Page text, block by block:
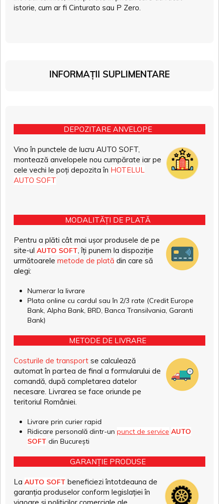
istorie, cum ar fi Cinturato sau P Zero.
INFORMAȚII SUPLIMENTARE
DEPOZITARE ANVELOPE
Vino în punctele de lucru AUTO SOFT,
montează anvelopele nou cumpărate iar pe
cele vechi le poți depozita în HOTELUL
AUTO SOFT
MODALITĂȚI DE PLATĂ
Pentru a plăti cât mai ușor produsele de pe
site-ul AUTO SOFT, îți punem la dispoziție
următoarele metode de plată din care să
alegi:
Numerar la livrare
Plata online cu cardul sau în 2/3 rate (Credit Europe
Bank, Alpha Bank, BRD, Banca Transilvania, Garanti
Bank)
METODE DE LIVRARE
Costurile de transport se calculează
automat în partea de final a formularului de
comandă, după completarea datelor
necesare. Livrarea se face oriunde pe
teritoriul României.
Livrare prin curier rapid
Ridicare personală dintr-un punct de service AUTO
SOFT din București
GARANȚIE PRODUSE
La AUTO SOFT beneficiezi întotdeauna de
garanția produselor conform legislației în